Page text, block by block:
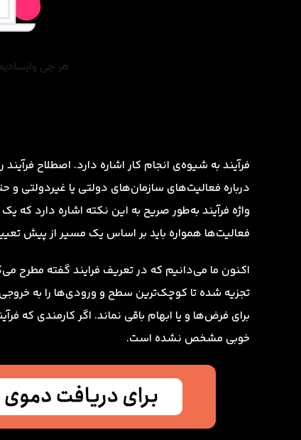
فرآیند به شیوه‌ی انجام کار اشاره دارد. اصطلاح
درباره فعالیت‌های سازمان‌های دولتی یا غیردولتی و
واژه فرآیند به‌طور صریح به این نکته اشاره دارد
فعالیت‌ها همواره باید بر اساس یک مسیر از پیش
اکنون ما می‌دانیم که در تعریف فرایند گفته مطرح
تجزیه شده تا کوچک‌ترین سطح و ورودی‌ها را به
برای فرض‌ها و یا ابهام باقی نماند. اگر کارمندی که
خوبی مشخص نشده است.